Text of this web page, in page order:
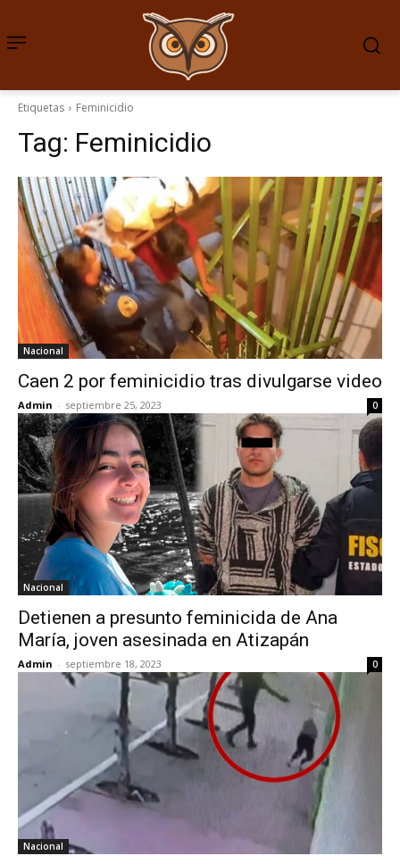
Etiquetas Feminicidio
Tag: Feminicidio
Nacional
Caen 2 por feminicidio tras divulgarse video
Admin - septiembre 25, 2023 0
Nacional
Detienen a presunto feminicida de Ana
María, joven asesinada en Atizapán
Admin - septiembre 18, 2023 0
Nacional